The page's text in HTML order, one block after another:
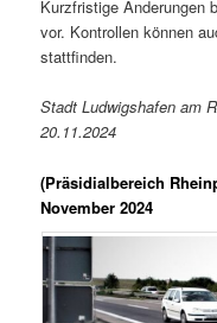
Kurzfristige Änderungen
vor. Kontrollen können
stattfinden.
Stadt Ludwigshafen am
20.11.2024
(Präsidialbereich
November 2024